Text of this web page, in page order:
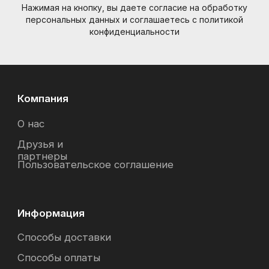
Нажимая на кнопку, вы даете согласие на обработку
персональных данных и соглашаетесь c политикой
конфиденциальности